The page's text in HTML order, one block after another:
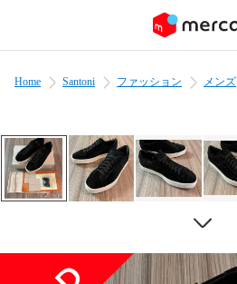
Home Santoni ファッション メンズ